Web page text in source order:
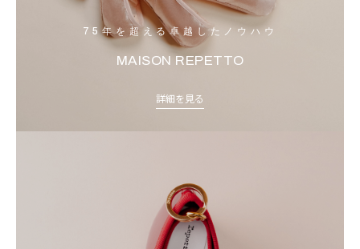
75年を超える卓越したノウハウ
MAISON REPETTO
詳細を見る